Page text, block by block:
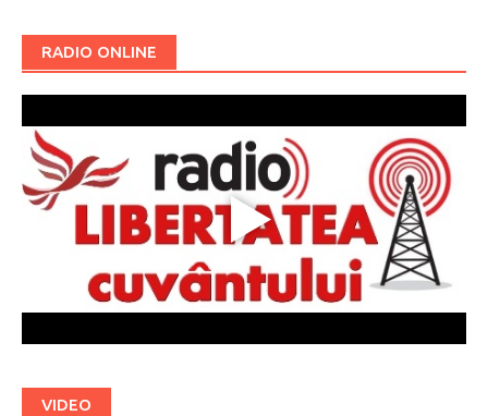
RADIO ONLINE
VIDEO